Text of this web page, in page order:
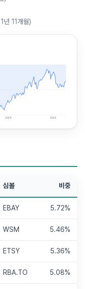
11개월)
2024 2026
심볼 비중
EBAY 5.72%
WSM 5.46%
ETSY 5.36%
RBA.TO 5.08%